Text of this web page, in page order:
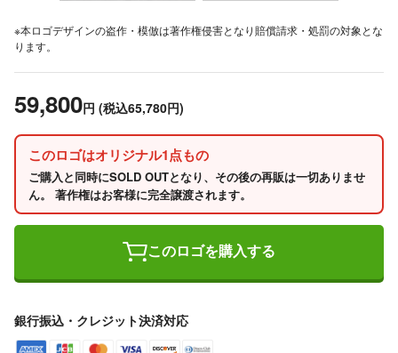
※本ロゴデザインの盗作・模倣は著作権侵害となり賠償請求・処罰の対象とな
ります。
59,800円 (税込65,780円)
このロゴはオリジナル1点もの
ご購入と同時にSOLD OUTとなり、その後の再販は一切ありませ
ん。 著作権はお客様に完全譲渡されます。
このロゴを購入する
銀行振込・クレジット決済対応